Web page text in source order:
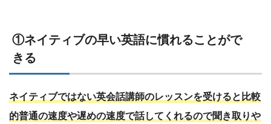
①ネイティブの早い英語に慣れることがで
きる
ネイティブではない英会話講師のレッスンを受けると比較
的普通の速度や遅めの速度で話してくれるので聞き取りや